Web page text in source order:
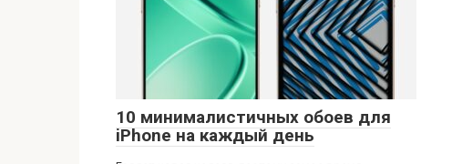
10 минималистичных обоев для
iPhone на каждый день